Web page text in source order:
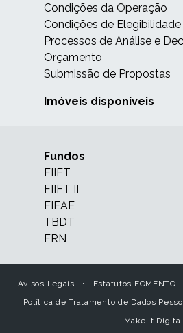
Condições da Operação
Condições de Elegibilidade
Processos de Análise e
Orçamento
Submissão de Propostas
Imóveis disponíveis
Fundos
FIIFT
FIIFT II
FIEAE
TBDT
FRN
Avisos Legais • Estatutos FOMENTO
Política de Tratamento de Dados
Make It Digital